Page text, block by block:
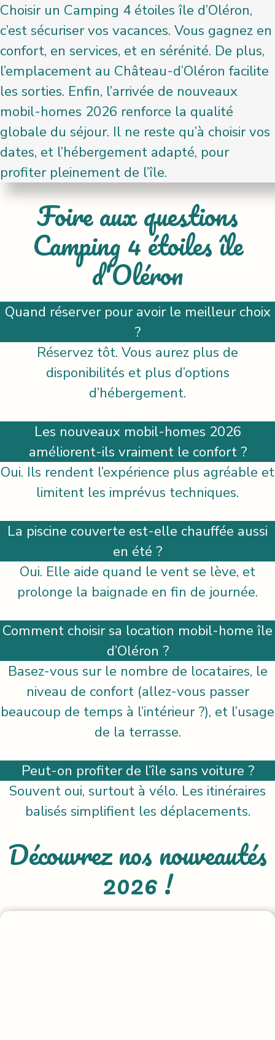
Choisir un Camping 4 étoiles île d’Oléron,
c’est sécuriser vos vacances. Vous gagnez en
confort, en services, et en sérénité. De plus,
l’emplacement au Château-d’Oléron facilite
les sorties. Enfin, l’arrivée de nouveaux
mobil-homes 2026 renforce la qualité
globale du séjour. Il ne reste qu’à choisir vos
dates, et l’hébergement adapté, pour
profiter pleinement de l’île.
Foire aux questions
Camping 4 étoiles île
d'Oléron
Quand réserver pour avoir le meilleur choix
?
Réservez tôt. Vous aurez plus de
disponibilités et plus d’options
d’hébergement.
Les nouveaux mobil-homes 2026
améliorent-ils vraiment le confort ?
Oui. Ils rendent l’expérience plus agréable et
limitent les imprévus techniques.
La piscine couverte est-elle chauffée aussi
en été ?
Oui. Elle aide quand le vent se lève, et
prolonge la baignade en fin de journée.
Comment choisir sa location mobil-home île
d’Oléron ?
Basez-vous sur le nombre de locataires, le
niveau de confort (allez-vous passer
beaucoup de temps à l’intérieur ?), et l’usage
de la terrasse.
Peut-on profiter de l’île sans voiture ?
Souvent oui, surtout à vélo. Les itinéraires
balisés simplifient les déplacements.
Découvrez nos nouveautés
2026 !